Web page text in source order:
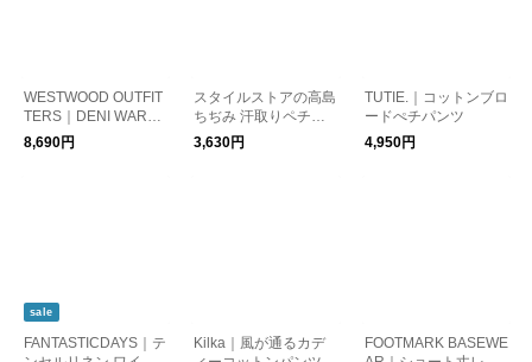
WESTWOOD OUTFIT
TERS｜DENI WARM
裏フリースニットツ
イルのタックテーパー
8,690円
スタイルストアの高島
ちぢみ 汗取りペチコ
ートパンツ
3,630円
TUTIE.｜コットンブロ
ードぺチパンツ
4,950円
sale
FANTASTICDAYS｜テ
Kilka｜風が通るカデ
FOOTMARK BASEWE